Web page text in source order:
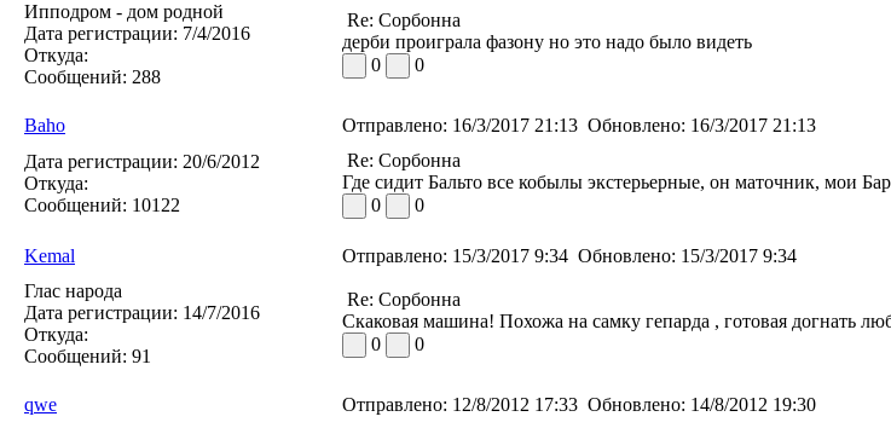
Ипподром - дом родной
Дата регистрации: 7/4/2016
Откуда:
Сообщений: 288
Re: Сорбонна
дерби проиграла фазону но это надо было видеть
0
0
Baho Отправлено: 16/3/2017 21:13 Обновлено: 16/3/2017 21:13
Дата регистрации: 20/6/2012
Откуда:
Сообщений: 10122
Re: Сорбонна
Где сидит Бальто все кобылы экстерьерные, он маточник, мои
0
0
Kemal Отправлено: 15/3/2017 9:34 Обновлено: 15/3/2017 9:34
Глас народа
Дата регистрации: 14/7/2016
Откуда:
Сообщений: 91
Re: Сорбонна
Скаковая машина! Похожа на самку гепарда , готовая догнать
0
0
qwe Отправлено: 12/8/2012 17:33 Обновлено: 14/8/2012 19:30